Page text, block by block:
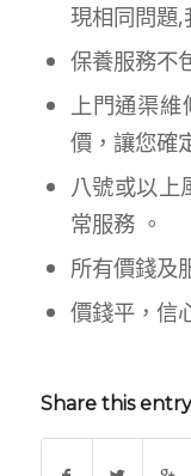
現相同問題,
保養服務不
上門通渠維
價，讓您確
八號或以上
常服務 。
所有價錢及
價錢平，信
Share this entry